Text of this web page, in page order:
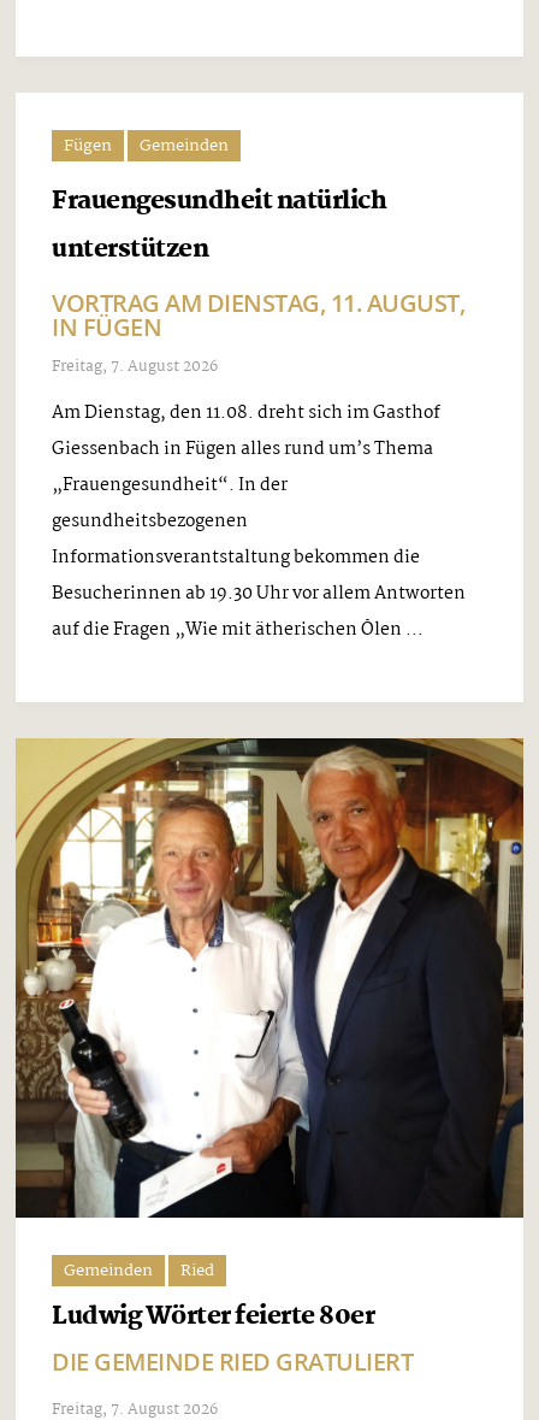
Fügen Gemeinden
Frauengesundheit natürlich
unterstützen
VORTRAG AM DIENSTAG, 11. AUGUST,
IN FÜGEN
Freitag, 7. August 2026
Am Dienstag, den 11.08. dreht sich im Gasthof
Giessenbach in Fügen alles rund um’s Thema
„Frauengesundheit“. In der
gesundheitsbezogenen
Informationsverantstaltung bekommen die
Besucherinnen ab 19.30 Uhr vor allem Antworten
auf die Fragen „Wie mit ätherischen Ölen ...
Gemeinden Ried
Ludwig Wörter feierte 80er
DIE GEMEINDE RIED GRATULIERT
Freitag, 7. August 2026